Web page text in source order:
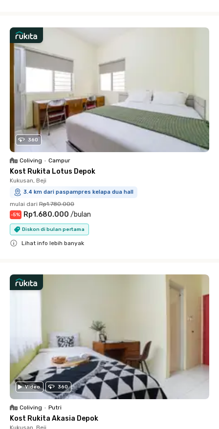
360
Coliving • Campur
Kost Rukita Lotus Depok
Kukusan, Beji
3.4 km dari paspampres kelapa dua hall
mulai dari Rp1.780.000
-5% Rp1.680.000 /bulan
Diskon di bulan pertama
Lihat info lebih banyak
Video 360
Coliving • Putri
Kost Rukita Akasia Depok
Kukusan, Beji